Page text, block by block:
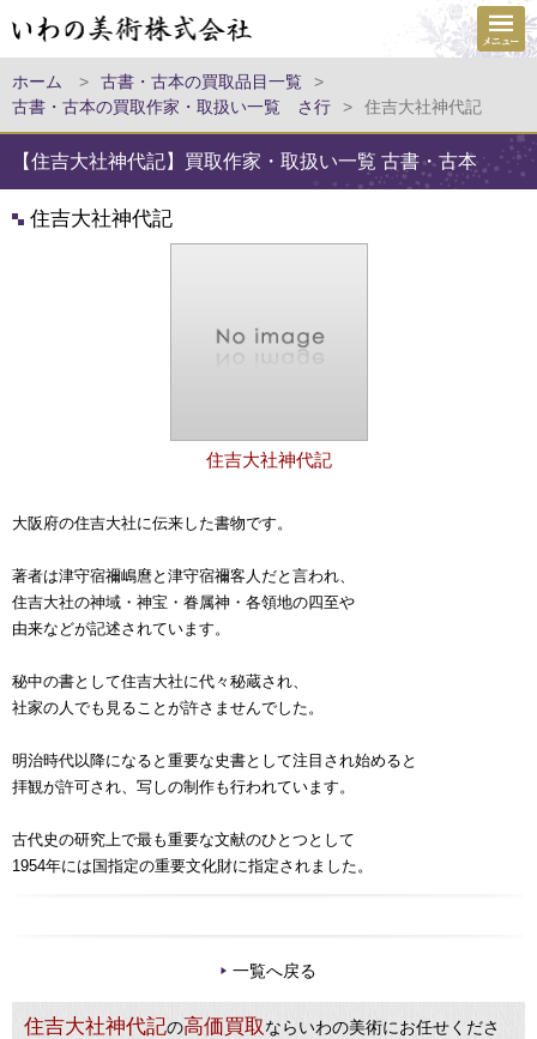
ホーム > 古書・古本の買取品目一覧
>
古書・古本の買取作家・取扱い一覧 さ行
> 住吉大社神代記
【住吉大社神代記】買取作家・取扱い一覧 古書・古本
住吉大社神代記
住吉大社神代記
大阪府の住吉大社に伝来した書物です。
著者は津守宿禰嶋麿と津守宿禰客人だと言われ、
住吉大社の神域・神宝・眷属神・各領地の四至や
由来などが記述されています。
秘中の書として住吉大社に代々秘蔵され、
社家の人でも見ることが許さませんでした。
明治時代以降になると重要な史書として注目され始めると
拝観が許可され、写しの制作も行われています。
古代史の研究上で最も重要な文献のひとつとして
1954年には国指定の重要文化財に指定されました。
一覧へ戻る
住吉大社神代記の高価買取ならいわの美術にお任せくださ